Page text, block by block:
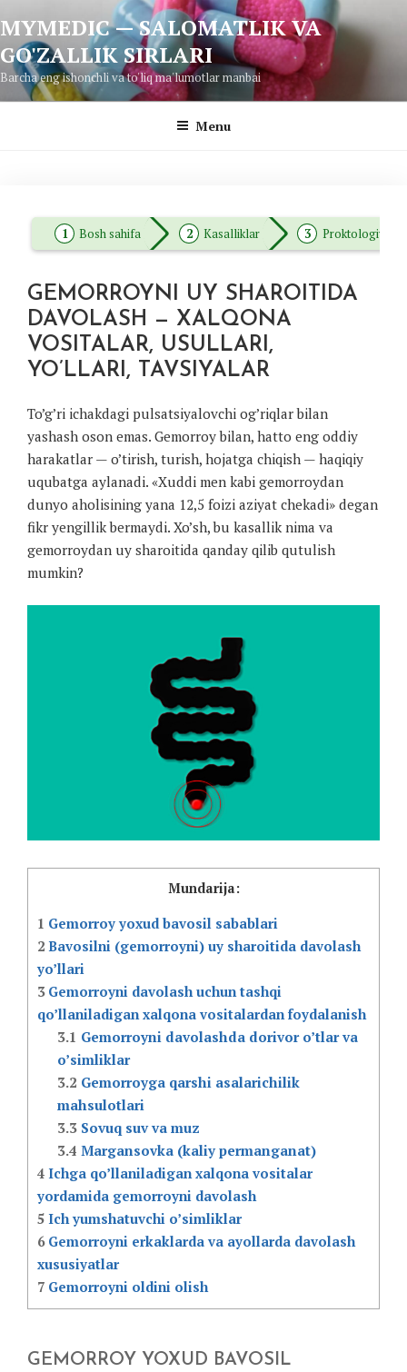
to
content
MYMEDIC — SALOMATLIK VA
GO'ZALLIK SIRLARI
Barcha eng ishonchli va to'liq ma'lumotlar manbai
Menu
Bosh sahifa Kasalliklar Proktologiya
GEMORROYNI UY SHAROITIDA
DAVOLASH — XALQONA
VOSITALAR, USULLARI,
YO’LLARI, TAVSIYALAR
To’g’ri ichakdagi pulsatsiyalovchi og’riqlar bilan
yashash oson emas. Gemorroy bilan, hatto eng oddiy
harakatlar — o’tirish, turish, hojatga chiqish — haqiqiy
uqubatga aylanadi. «Xuddi men kabi gemorroydan
dunyo aholisining yana 12,5 foizi aziyat chekadi» degan
fikr yengillik bermaydi. Xo’sh, bu kasallik nima va
gemorroydan uy sharoitida qanday qilib qutulish
mumkin?
Mundarija:
1 Gemorroy yoxud bavosil sabablari
2 Bavosilni (gemorroyni) uy sharoitida davolash
yo’llari
3Gemorroyni davolash uchun tashqi
qo’llaniladigan xalqona vositalardan foydalanish
3.1 Gemorroyni davolashda dorivor o’tlar va
o’simliklar
3.2 Gemorroyga qarshi asalarichilik
mahsulotlari
3.3 Sovuq suv va muz
3.4 Margansovka (kaliy permanganat)
4 Ichga qo’llaniladigan xalqona vositalar
yordamida gemorroyni davolash
5 Ich yumshatuvchi o’simliklar
6Gemorroyni erkaklarda va ayollarda davolash
xususiyatlar
7 Gemorroyni oldini olish
GEMORROY YOXUD BAVOSIL